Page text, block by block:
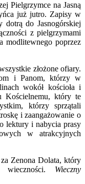
Pielgrzymce na Jasną
już jutro. Zapisy w
dotrą do Jasnogórskiej
z pielgrzymami
modlitewnego poprzez
złożone ofiary.
i Panom, którzy w
wokół kościoła i
Kościelnemu, który te
którzy sprzątali
i zaangażowanie o
lektury i nabycia prasy
w atrakcyjnych
za Zenona Dolata, który
Wieczny